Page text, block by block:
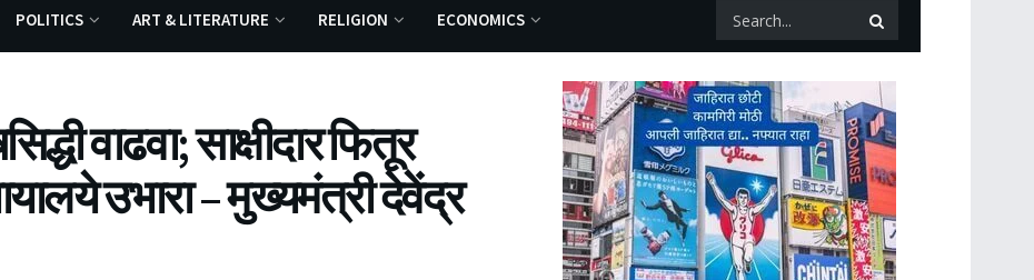
POLITICS ART & LITERATURE RELIGION ECONOMICS
वाढवा; साक्षीदार फितूर
उभारा – मुख्यमंत्री देवेंद्र